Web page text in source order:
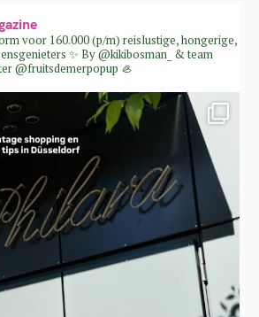
voor 160.000 (p/m) reislustige, hongerige,
✨ By @kikibosman_ & team
@fruitsdemerpopup 🦪